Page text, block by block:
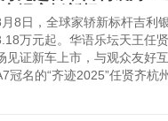
电混家轿新标
日，全球家轿新标杆吉利银
万元起。华语乐坛天王任
见证新车上市，与观众友好
冠名的“齐迹2025”任贤齐杭